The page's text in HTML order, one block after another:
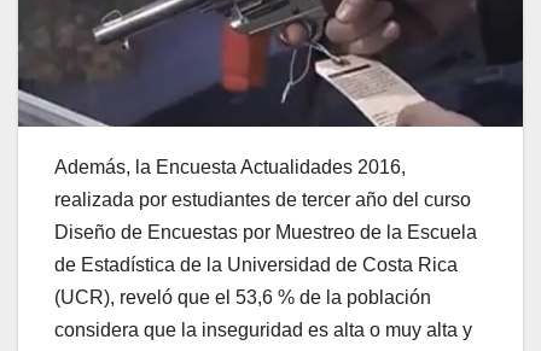
Además, la Encuesta Actualidades 2016,
realizada por estudiantes de tercer año del curso
Diseño de Encuestas por Muestreo de la Escuela
de Estadística de la Universidad de Costa Rica
(UCR), reveló que el 53,6 % de la población
considera que la inseguridad es alta o muy alta y